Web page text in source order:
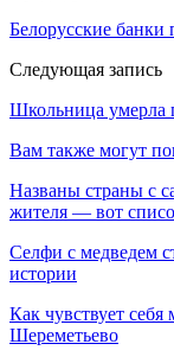
Белорусские банки
Следующая запись
Школьница умерла
Вам также могут
Названы страны с
жителя — вот
Селфи с медведем
истории
Как чувствует себя
Шереметьево